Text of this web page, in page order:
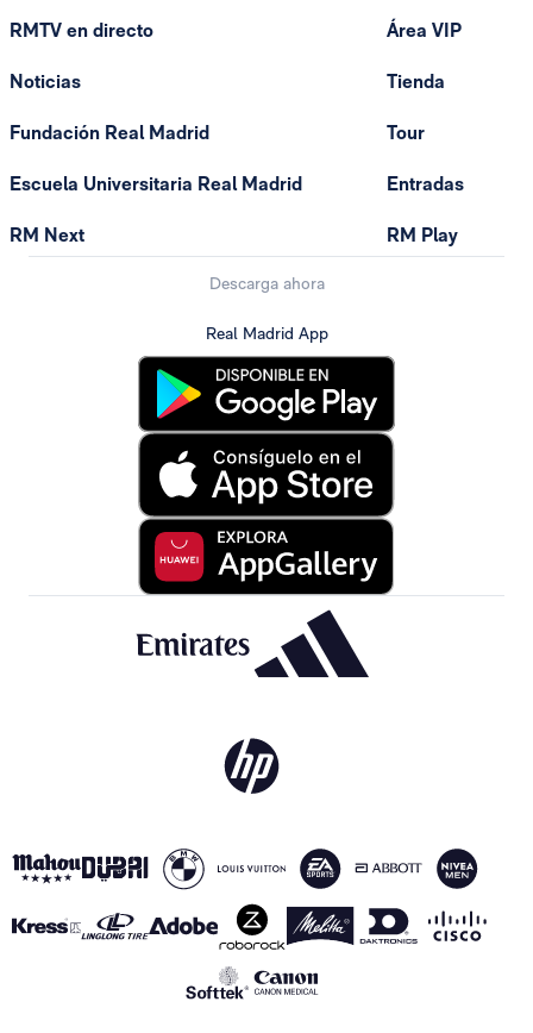
RMTV en directo
Noticias
Fundación Real Madrid
Escuela Universitaria Real Madrid
RM Next
Área VIP
Tienda
Tour
Entradas
RM Play
Descarga ahora
Real Madrid App